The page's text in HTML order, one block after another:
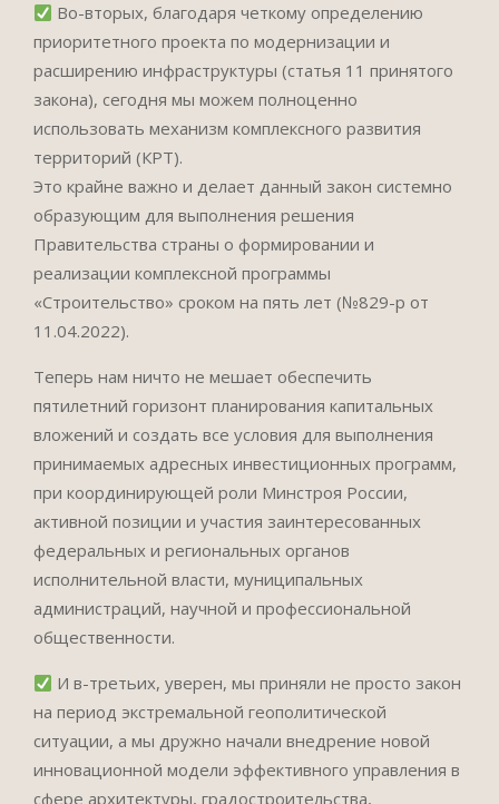
Во-вторых, благодаря четкому определению
приоритетного проекта по модернизации и
расширению инфраструктуры (статья 11 принятого
закона), сегодня мы можем полноценно
использовать механизм комплексного развития
территорий (КРТ).
Это крайне важно и делает данный закон системно
образующим для выполнения решения
Правительства страны о формировании и
реализации комплексной программы
«Строительство» сроком на пять лет (№829-р от
11.04.2022).
Теперь нам ничто не мешает обеспечить
пятилетний горизонт планирования капитальных
вложений и создать все условия для выполнения
принимаемых адресных инвестиционных программ,
при координирующей роли Минстроя России,
активной позиции и участия заинтересованных
федеральных и региональных органов
исполнительной власти, муниципальных
администраций, научной и профессиональной
общественности.
И в-третьих, уверен, мы приняли не просто закон
на период экстремальной геополитической
ситуации, а мы дружно начали внедрение новой
инновационной модели эффективного управления в
сфере архитектуры, градостроительства,